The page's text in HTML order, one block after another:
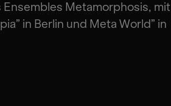
Ensembles Metamorphosis, mit
in Berlin und Meta World” in